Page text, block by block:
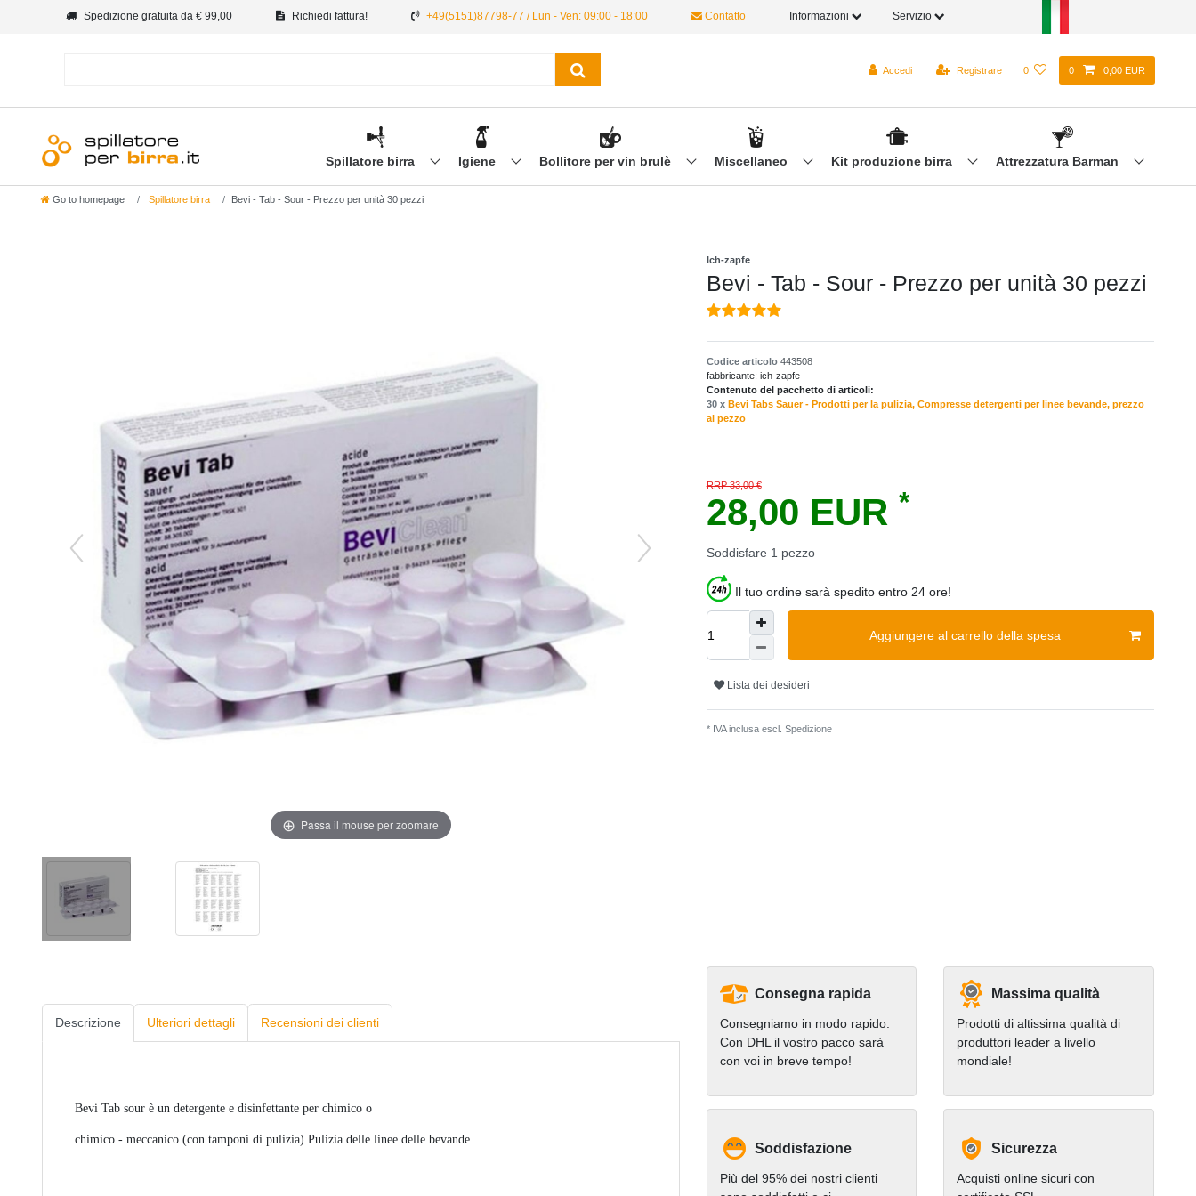
Spedizione gratuita da € 99,00 Richiedi fattura! +49(5151)87798-77 / Lun - Ven: 09:00 - 18:00 Contatto Informazioni Servizio
Accedi Registrare 0 0 0,00 EUR
Spillatore birra Igiene Bollitore per vin brulè Miscellaneo Kit produzione birra Attrezzatura Barman
Go to homepage Spillatore birra Bevi - Tab - Sour - Prezzo per unità 30 pezzi
Passa il mouse per zoomare
Ich-zapfe
Bevi - Tab - Sour - Prezzo per unità 30 pezzi
Codice articolo 443508
fabbricante: ich-zapfe
Contenuto del pacchetto di articoli:
30 x Bevi Tabs Sauer - Prodotti per la pulizia, Compresse detergenti per linee bevande, prezzo
al pezzo
RRP 33,00 €
28,00 EUR *
Soddisfare 1 pezzo
Il tuo ordine sarà spedito entro 24 ore!
Aggiungere al carrello della spesa
Lista dei desideri
* IVA inclusa escl. Spedizione
Descrizione Ulteriori dettagli Recensioni dei clienti
Bevi Tab sour è un detergente e disinfettante per chimico o
chimico - meccanico (con tamponi di pulizia) Pulizia delle linee delle bevande.
Consegna rapida
Consegniamo in modo rapido.
Con DHL il vostro pacco sarà
con voi in breve tempo!
Massima qualità
Prodotti di altissima qualità di
produttori leader a livello
mondiale!
Soddisfazione
Più del 95% dei nostri clienti
Sicurezza
Acquisti online sicuri con